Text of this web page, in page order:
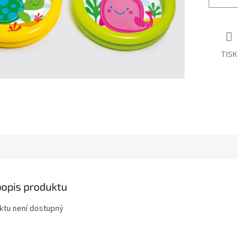
TISK
produktu
není dostupný